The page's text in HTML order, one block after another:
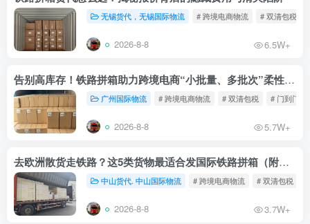
无锡货代，无锡国际物流 # 跨境电商物流 # 双清包税
2026-8-8 6.5W+
告别高库存！铁路拼箱助力跨境电商“小批量、多批次”柔性补货
广州国际物流 # 跨境电商物流 # 双清包税 # 门到门物
2026-8-8 5.7W+
去欧洲散货走铁路？这5类货物最适合发国际铁路拼箱（附禁运清单）
中山货代. 中山国际物流 # 跨境电商物流 # 双清包税
2026-8-8 3.7W+